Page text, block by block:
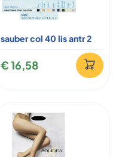
sauber col 40 lis antr 2
€ 16,58